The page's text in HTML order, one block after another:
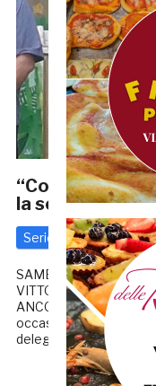
“Coloriamoci di
la scuola Merlini
Serie C 17 Settembre
SAMB-ARZIGNANO
VITTORIA CHE
ANCORA TANTO DA
occasione dell’inizio
delegazione della